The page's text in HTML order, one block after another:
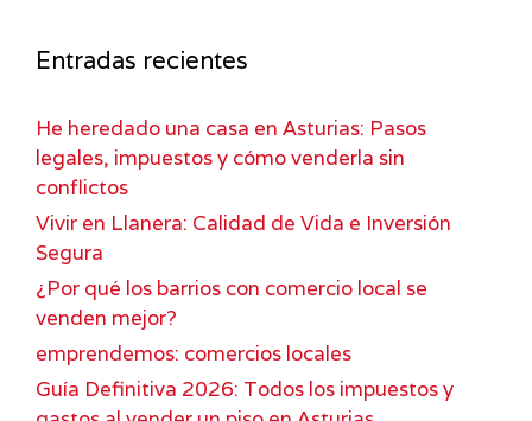
Entradas recientes
He heredado una casa en Asturias: Pasos
legales, impuestos y cómo venderla sin
conflictos
Vivir en Llanera: Calidad de Vida e Inversión
Segura
¿Por qué los barrios con comercio local se
venden mejor?
emprendemos: comercios locales
Guía Definitiva 2026: Todos los impuestos y